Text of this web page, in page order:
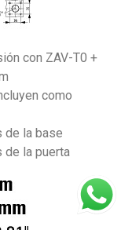
con ZAV-T0 +
como
de la base
la puerta